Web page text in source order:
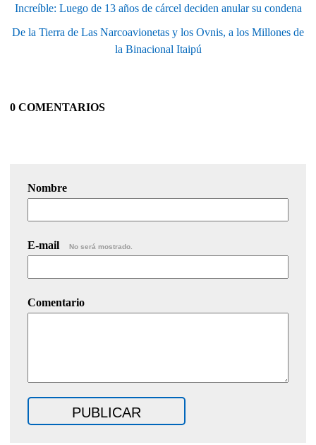
Increíble: Luego de 13 años de cárcel deciden anular su condena
De la Tierra de Las Narcoavionetas y los Ovnis, a los Millones de
la Binacional Itaipú
0 COMENTARIOS
Nombre
E-mail No será mostrado.
Comentario